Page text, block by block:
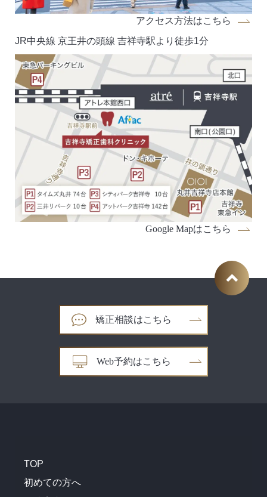
アクセス方法はこちら
JR中央線 京王井の頭線 吉祥寺駅より徒歩1分
Google Mapはこちら
矯正相談はこちら
Web予約はこちら
TOP
初めての方へ